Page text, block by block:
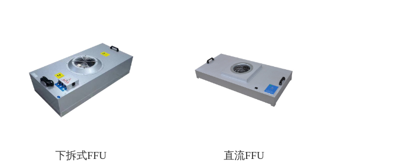
下拆式FFU 直流FFU